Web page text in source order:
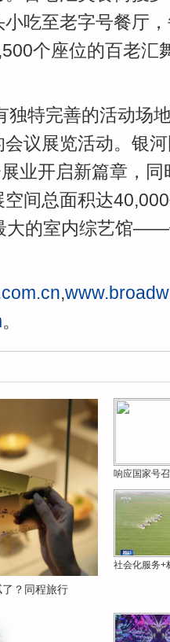
吃至老字号餐厅
个座位的百老汇
独特完善的活动场
议展览活动。银
业开启新篇章，
间总面积达
大的室内综艺馆
,
。
了？同程旅行
响应国家号
社会化服务+